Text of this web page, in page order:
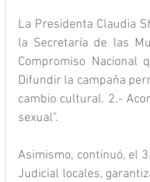
La Presidenta Claudia
la Secretaría de las
Compromiso
Difundir la campaña
cambio cultural. 2.-
sexual”.
Asimismo, continuó, el
Judicial locales,